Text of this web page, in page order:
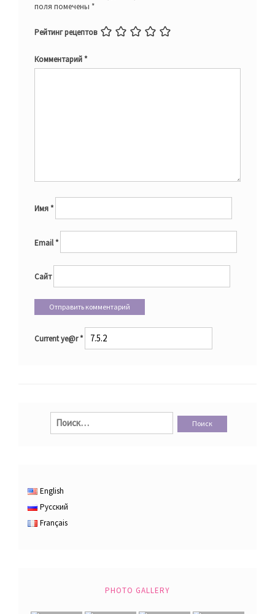
поля помечены *
Рейтинг рецептов
Комментарий*
Имя*
Email*
Сайт
Current ye@r*
Найти:
English
Русский
Français
PHOTO GALLERY